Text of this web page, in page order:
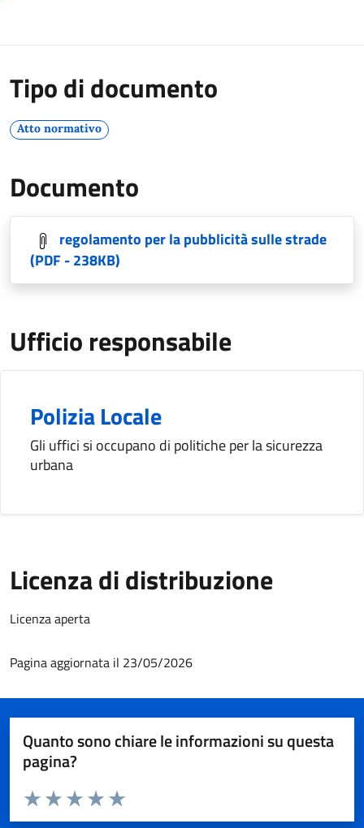
Tipo di documento
Atto normativo
Documento
regolamento per la pubblicità sulle strade
(PDF - 238KB)
Ufficio responsabile
Polizia Locale
Gli uffici si occupano di politiche per la sicurezza
urbana
Licenza di distribuzione
Licenza aperta
Pagina aggiornata il 23/05/2026
Quanto sono chiare le informazioni su questa
pagina?
Valuta da 1 a 5 stelle la pagina
Valuta 5 stelle su 5
Valuta 4 stelle su 5
Valuta 3 stelle su 5
Valuta 2 stelle su 5
Valuta 1 stelle su 5